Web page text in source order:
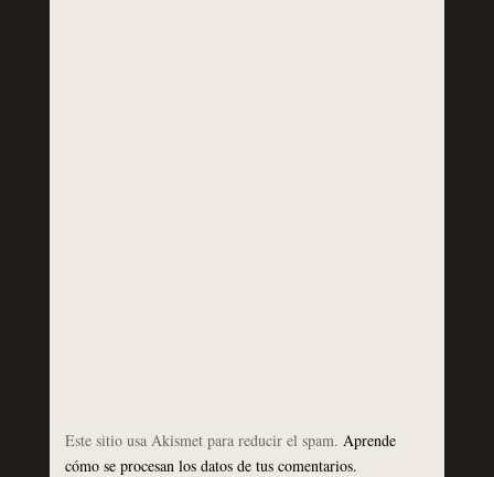
Este sitio usa Akismet para reducir el spam. Aprende
cómo se procesan los datos de tus comentarios.